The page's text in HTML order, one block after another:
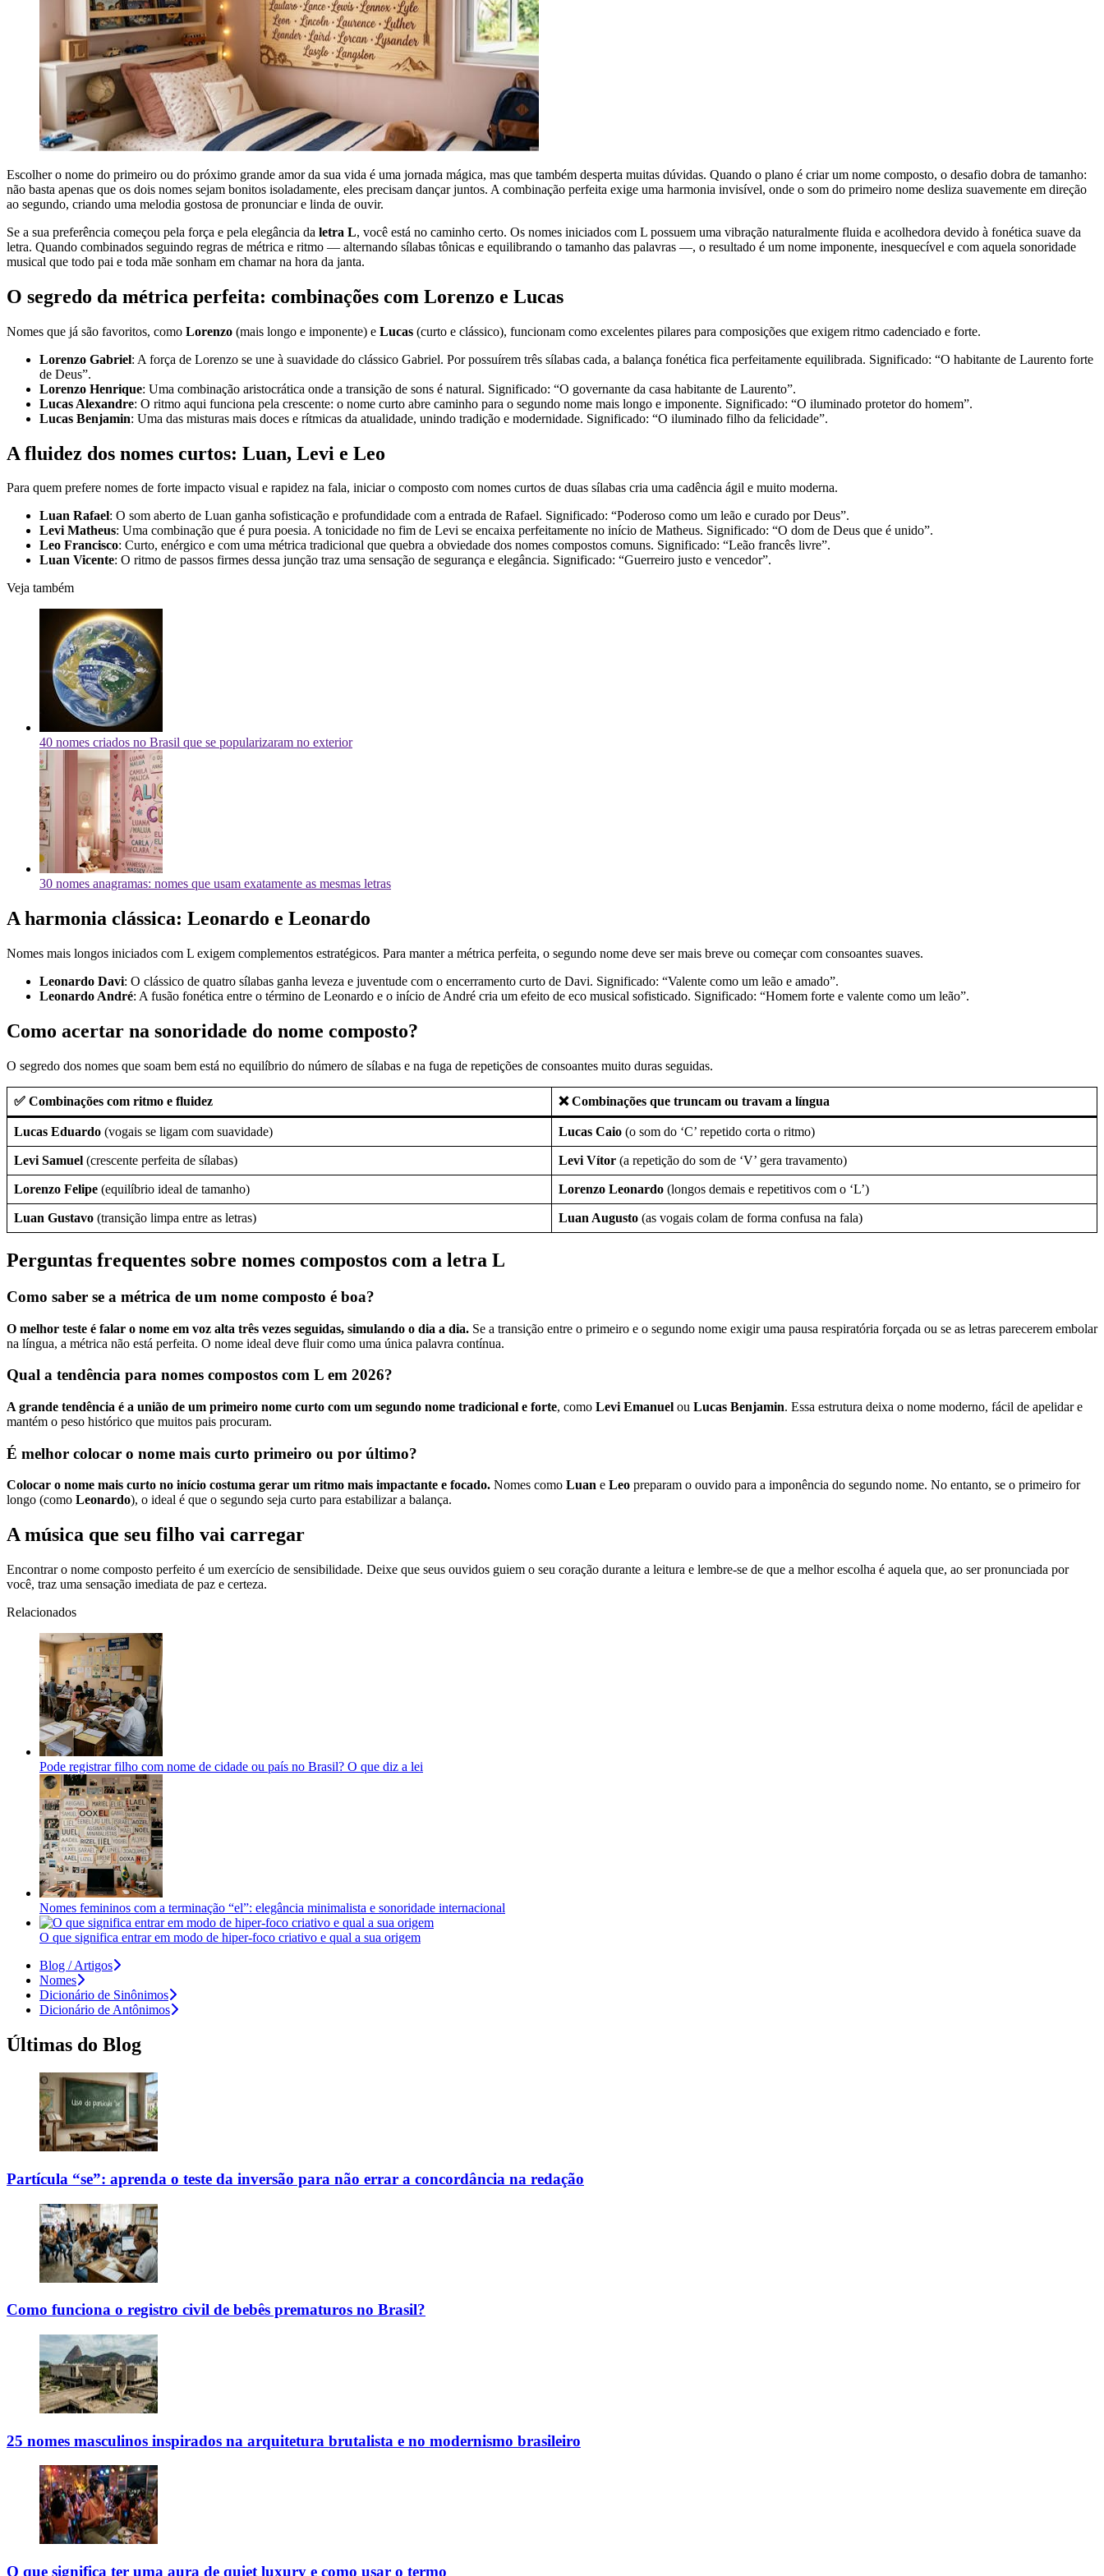
Escolher o nome do primeiro ou do próximo grande amor da sua vida é uma jornada mágica, mas que também desperta muitas dúvidas. Quando o plano é criar um nome composto, o desafio dobra de tamanho:
não basta apenas que os dois nomes sejam bonitos isoladamente, eles precisam dançar juntos. A combinação perfeita exige uma harmonia invisível, onde o som do primeiro nome desliza suavemente em direção
ao segundo, criando uma melodia gostosa de pronunciar e linda de ouvir.
Se a sua preferência começou pela força e pela elegância da letra L, você está no caminho certo. Os nomes iniciados com L possuem uma vibração naturalmente fluida e acolhedora devido à fonética suave da
letra. Quando combinados seguindo regras de métrica e ritmo — alternando sílabas tônicas e equilibrando o tamanho das palavras —, o resultado é um nome imponente, inesquecível e com aquela sonoridade
musical que todo pai e toda mãe sonham em chamar na hora da janta.
O segredo da métrica perfeita: combinações com Lorenzo e Lucas
Nomes que já são favoritos, como Lorenzo (mais longo e imponente) e Lucas (curto e clássico), funcionam como excelentes pilares para composições que exigem ritmo cadenciado e forte.
Lorenzo Gabriel: A força de Lorenzo se une à suavidade do clássico Gabriel. Por possuírem três sílabas cada, a balança fonética fica perfeitamente equilibrada. Significado: “O habitante de Laurento forte
de Deus”.
Lorenzo Henrique: Uma combinação aristocrática onde a transição de sons é natural. Significado: “O governante da casa habitante de Laurento”.
Lucas Alexandre: O ritmo aqui funciona pela crescente: o nome curto abre caminho para o segundo nome mais longo e imponente. Significado: “O iluminado protetor do homem”.
Lucas Benjamin: Uma das misturas mais doces e rítmicas da atualidade, unindo tradição e modernidade. Significado: “O iluminado filho da felicidade”.
A fluidez dos nomes curtos: Luan, Levi e Leo
Para quem prefere nomes de forte impacto visual e rapidez na fala, iniciar o composto com nomes curtos de duas sílabas cria uma cadência ágil e muito moderna.
Luan Rafael: O som aberto de Luan ganha sofisticação e profundidade com a entrada de Rafael. Significado: “Poderoso como um leão e curado por Deus”.
Levi Matheus: Uma combinação que é pura poesia. A tonicidade no fim de Levi se encaixa perfeitamente no início de Matheus. Significado: “O dom de Deus que é unido”.
Leo Francisco: Curto, enérgico e com uma métrica tradicional que quebra a obviedade dos nomes compostos comuns. Significado: “Leão francês livre”.
Luan Vicente: O ritmo de passos firmes dessa junção traz uma sensação de segurança e elegância. Significado: “Guerreiro justo e vencedor”.
Veja também
40 nomes criados no Brasil que se popularizaram no exterior
30 nomes anagramas: nomes que usam exatamente as mesmas letras
A harmonia clássica: Leonardo e Leonardo
Nomes mais longos iniciados com L exigem complementos estratégicos. Para manter a métrica perfeita, o segundo nome deve ser mais breve ou começar com consoantes suaves.
Leonardo Davi: O clássico de quatro sílabas ganha leveza e juventude com o encerramento curto de Davi. Significado: “Valente como um leão e amado”.
Leonardo André: A fusão fonética entre o término de Leonardo e o início de André cria um efeito de eco musical sofisticado. Significado: “Homem forte e valente como um leão”.
Como acertar na sonoridade do nome composto?
O segredo dos nomes que soam bem está no equilíbrio do número de sílabas e na fuga de repetições de consoantes muito duras seguidas.
✅ Combinações com ritmo e fluidez ❌ Combinações que truncam ou travam a língua
Lucas Eduardo (vogais se ligam com suavidade) Lucas Caio (o som do ‘C’ repetido corta o ritmo)
Levi Samuel (crescente perfeita de sílabas) Levi Vítor (a repetição do som de ‘V’ gera travamento)
Lorenzo Felipe (equilíbrio ideal de tamanho) Lorenzo Leonardo (longos demais e repetitivos com o ‘L’)
Luan Gustavo (transição limpa entre as letras) Luan Augusto (as vogais colam de forma confusa na fala)
Perguntas frequentes sobre nomes compostos com a letra L
Como saber se a métrica de um nome composto é boa?
O melhor teste é falar o nome em voz alta três vezes seguidas, simulando o dia a dia. Se a transição entre o primeiro e o segundo nome exigir uma pausa respiratória forçada ou se as letras parecerem embolar
na língua, a métrica não está perfeita. O nome ideal deve fluir como uma única palavra contínua.
Qual a tendência para nomes compostos com L em 2026?
A grande tendência é a união de um primeiro nome curto com um segundo nome tradicional e forte, como Levi Emanuel ou Lucas Benjamin. Essa estrutura deixa o nome moderno, fácil de apelidar e
mantém o peso histórico que muitos pais procuram.
É melhor colocar o nome mais curto primeiro ou por último?
Colocar o nome mais curto no início costuma gerar um ritmo mais impactante e focado. Nomes como Luan e Leo preparam o ouvido para a imponência do segundo nome. No entanto, se o primeiro for
longo (como Leonardo), o ideal é que o segundo seja curto para estabilizar a balança.
A música que seu filho vai carregar
Encontrar o nome composto perfeito é um exercício de sensibilidade. Deixe que seus ouvidos guiem o seu coração durante a leitura e lembre-se de que a melhor escolha é aquela que, ao ser pronunciada por
você, traz uma sensação imediata de paz e certeza.
Relacionados
Pode registrar filho com nome de cidade ou país no Brasil? O que diz a lei
Nomes femininos com a terminação “el”: elegância minimalista e sonoridade internacional
O que significa entrar em modo de hiper-foco criativo e qual a sua origem
Blog / Artigos
Nomes
Dicionário de Sinônimos
Dicionário de Antônimos
Últimas do Blog
Partícula “se”: aprenda o teste da inversão para não errar a concordância na redação
Como funciona o registro civil de bebês prematuros no Brasil?
25 nomes masculinos inspirados na arquitetura brutalista e no modernismo brasileiro
O que significa ter uma aura de quiet luxury e como usar o termo